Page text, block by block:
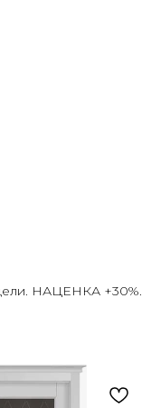
НАЦЕНКА +30%.